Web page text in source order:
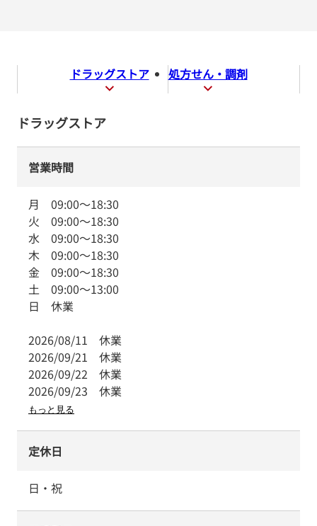
ドラッグストア 処方せん・調剤
ドラッグストア
営業時間
月 09:00～18:30
火 09:00～18:30
水 09:00～18:30
木 09:00～18:30
金 09:00～18:30
土 09:00～13:00
日 休業
2026/08/11 休業
2026/09/21 休業
2026/09/22 休業
2026/09/23 休業
もっと見る
定休日
日・祝